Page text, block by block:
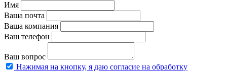
Имя
Ваша почта
Ваша компания
Ваш телефон
Ваш вопрос
Нажимая на кнопку, я даю согласие на обработку